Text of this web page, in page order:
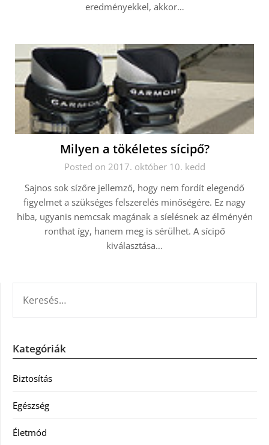
eredményekkel, akkor…
Milyen a tökéletes sícipő?
Posted on 2017. október 10. kedd
Sajnos sok sízőre jellemző, hogy nem fordít elegendő
figyelmet a szükséges felszerelés minőségére. Ez nagy
hiba, ugyanis nemcsak magának a síelésnek az élményén
ronthat így, hanem meg is sérülhet. A sícipő
kiválasztása…
Kategóriák
Biztosítás
Egészség
Életmód